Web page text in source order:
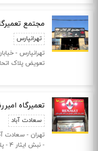
مجتمع
تهرانپارس
تهرانپارس -
تعویض پلاک
تعمیرگاه
سعادت آباد
تهران - سعادت
- نبش ایثار 4 - پلاک 7/1